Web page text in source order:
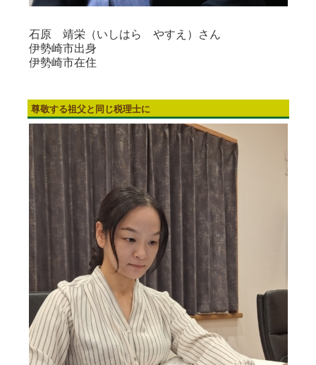
石原 靖栄（いしはら やすえ）さん
伊勢崎市出身
伊勢崎市在住
尊敬する祖父と同じ税理士に